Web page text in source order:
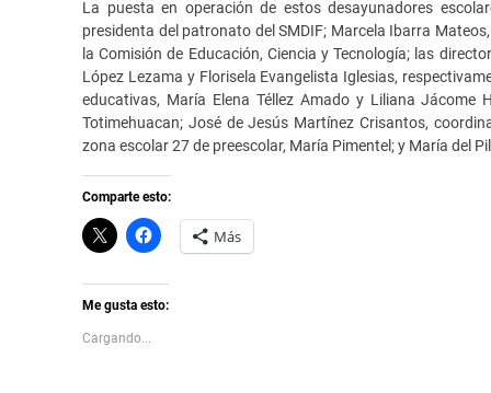
La puesta en operación de estos desayunadores
presidenta del patronato del SMDIF; Marcela Ibarra
la Comisión de Educación, Ciencia y Tecnología; las
López Lezama y Florisela Evangelista Iglesias,
educativas, María Elena Téllez Amado y Liliana Jácome
Totimehuacan; José de Jesús Martínez Crisantos,
zona escolar 27 de preescolar, María Pimentel; y María del
Comparte esto:
C
l
k
t
o
s
h
H
a
l
i
Más
Me gusta esto:
Cargando...